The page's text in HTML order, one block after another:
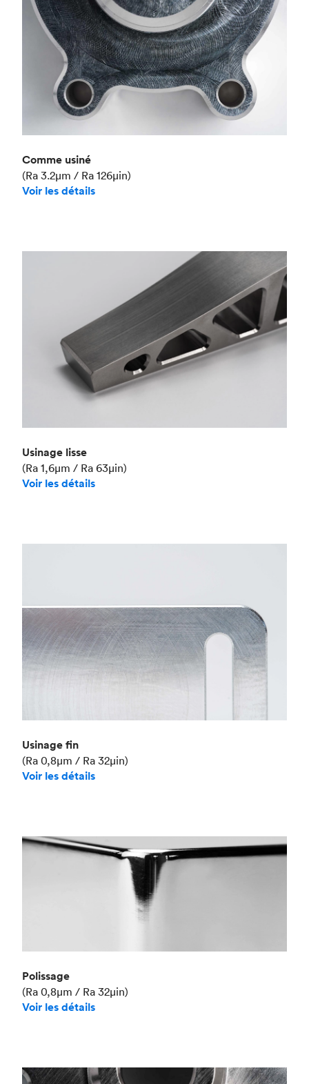
Comme usiné
(Ra 3.2μm / Ra 126μin)
Voir les détails
Usinage lisse
(Ra 1,6μm / Ra 63μin)
Voir les détails
Usinage fin
(Ra 0,8μm / Ra 32μin)
Voir les détails
Polissage
(Ra 0,8μm / Ra 32μin)
Voir les détails